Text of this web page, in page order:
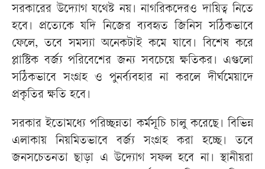
সরকারের উদ্যোগ যথেষ্ট নয়। নাগরিকদেরও দায়িত্ব নিতে
হবে। প্রত্যেকে যদি নিজের ব্যবহৃত জিনিস সঠিকভাবে
ফেলে, তবে সমস্যা অনেকটাই কমে যাবে। বিশেষ করে
প্লাস্টিক বর্জ্য পরিবেশের জন্য সবচেয়ে ক্ষতিকর। এগুলো
সঠিকভাবে সংগ্রহ ও পুনর্ব্যবহার না করলে দীর্ঘমেয়াদে
প্রকৃতির ক্ষতি হবে।
সরকার ইতোমধ্যে পরিচ্ছন্নতা কর্মসূচি চালু করেছে। বিভিন্ন
এলাকায় নিয়মিতভাবে বর্জ্য সংগ্রহ করা হচ্ছে। তবে
জনসচেতনতা ছাড়া এ উদ্যোগ সফল হবে না। স্থানীয়রা